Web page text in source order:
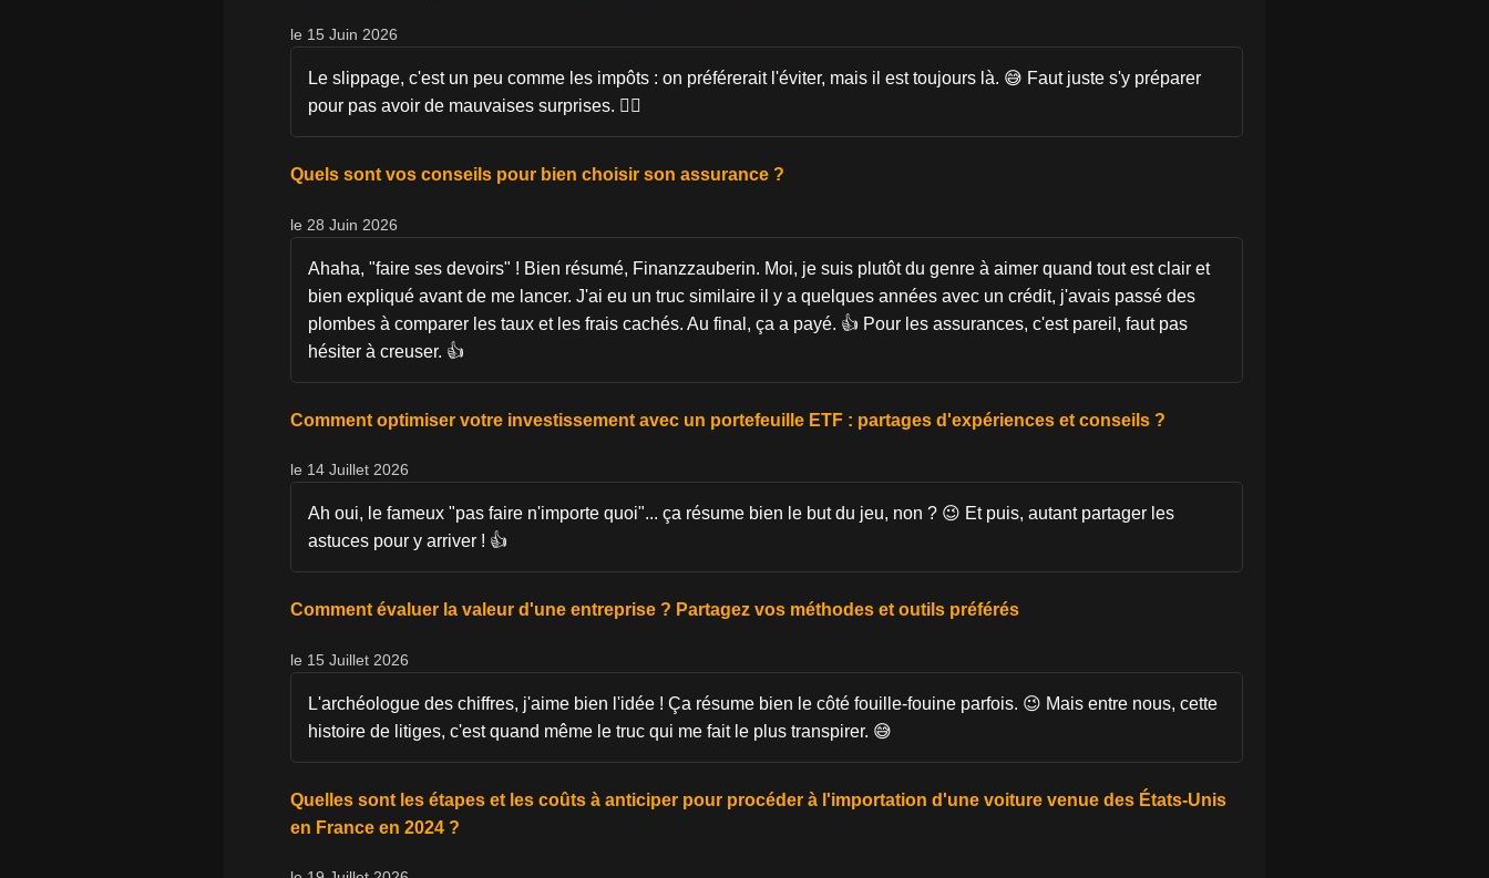
le 15 Juin 2026
Le slippage, c'est un peu comme les impôts : on préférerait l'éviter, mais il est toujours là. 😅 Faut juste s'y préparer
pour pas avoir de mauvaises surprises. 🤷‍♂️
Quels sont vos conseils pour bien choisir son assurance ?
le 28 Juin 2026
Ahaha, "faire ses devoirs" ! Bien résumé, Finanzzauberin. Moi, je suis plutôt du genre à aimer quand tout est clair et
bien expliqué avant de me lancer. J'ai eu un truc similaire il y a quelques années avec un crédit, j'avais passé des
plombes à comparer les taux et les frais cachés. Au final, ça a payé. 👍 Pour les assurances, c'est pareil, faut pas
hésiter à creuser. 👍
Comment optimiser votre investissement avec un portefeuille ETF : partages d'expériences et conseils ?
le 14 Juillet 2026
Ah oui, le fameux "pas faire n'importe quoi"... ça résume bien le but du jeu, non ? 😉 Et puis, autant partager les
astuces pour y arriver ! 👍
Comment évaluer la valeur d'une entreprise ? Partagez vos méthodes et outils préférés
le 15 Juillet 2026
L'archéologue des chiffres, j'aime bien l'idée ! Ça résume bien le côté fouille-fouine parfois. 😉 Mais entre nous, cette
histoire de litiges, c'est quand même le truc qui me fait le plus transpirer. 😅
Quelles sont les étapes et les coûts à anticiper pour procéder à l'importation d'une voiture venue des États-Unis
en France en 2024 ?